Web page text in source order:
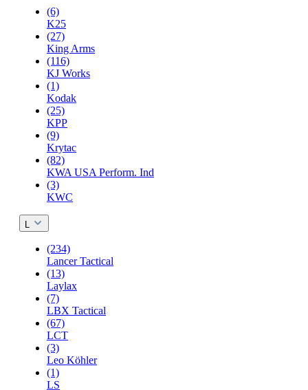
(6)
K25
(27)
King Arms
(116)
KJ Works
(1)
Kodak
(25)
KPP
(9)
Krytac
(82)
KWA USA Perform. Ind
(3)
KWC
L
(234)
Lancer Tactical
(13)
Laylax
(7)
LBX Tactical
(67)
LCT
(3)
Leo Köhler
(1)
LS